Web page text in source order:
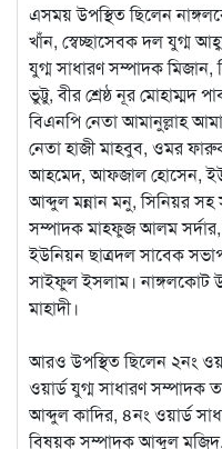
‎এসময় উপস্থিত ছিলেন
খাঁন, স্বেচ্ছাসেবক দল যুগ্ম
যুগ্ম সাধারণ সম্পাদক
ভুট্টু, বীর শ্রেষ্ঠ নূর
বিএনপি নেতা আমানুল্লাহ
নেতা হাজী মাহবুব, ওমর
আহমেদ, আফজাল হোসেন,
আব্দুল মন্নান মনু, সিনিয়র সহ
সম্পাদক মাহফুজ আলম সর্দার,
ইউনিয়ন ছাত্রদল সাবেক
সাইফুল ইসলাম।
মাহাদী।
‎আরও উপস্থিত ছিলেন ২নং
ওয়ার্ড যুগ্ম সাধারণ
আব্দুল কাদির, ৪নং ওয়ার্ড
বিষয়ক সম্পাদক আব্দুল